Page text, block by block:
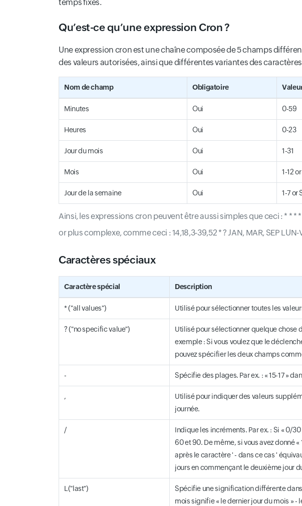
temps fixes.
Qu’est-ce qu’une expression Cron ?
Une expression cron est une chaîne composée de 5 champs
des valeurs autorisées, ainsi que différentes variantes des
Ainsi, les expressions cron peuvent être aussi simples que ceci : * * * *
or plus complexe, comme ceci : 14,18,3-39,52 * ? JAN, MAR, SEP LUN-
Nom de champ Obligatoire
Minutes Oui 0-59
Heures Oui 0-23
Jour du mois Oui 1-31
Mois Oui 1-12
Jour de la semaine Oui 1-7 or
Caractères spéciaux
Caractère spécial Description
* ("all values") Utilisé pour sélectionner toutes les
? ("no specific value")
Utilisé pour sélectionner quelque chose
exemple : Si vous voulez que le
pouvez spécifier les deux champs
- Spécifie des plages. Par ex. : « 15-17 »
,
Utilisé pour indiquer des valeurs
journée.
/
Indique les incréments. Par ex. : Si « 0/
60 et 90. De même, si vous avez donné
après le caractère ' - dans ce cas '
jours en commençant le deuxième jour
L("last")
Spécifie une signification différente dans
mois signifie « le dernier jour du mois » -